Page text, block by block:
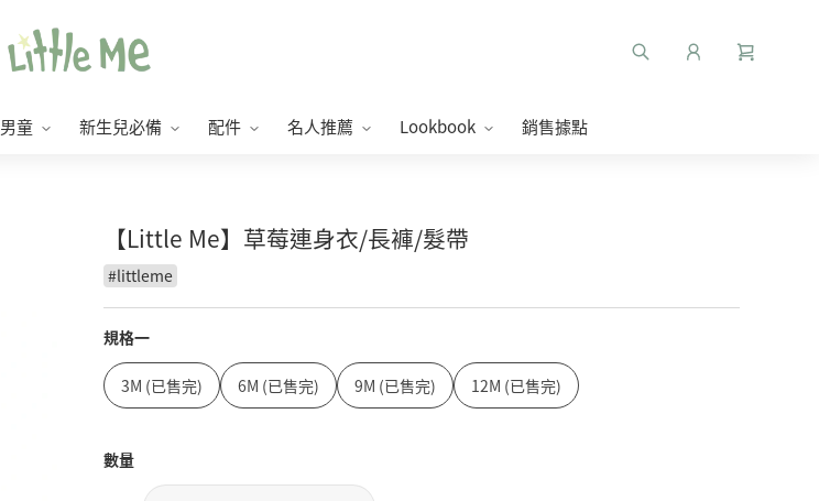
男童 新生兒必備 配件 名人推薦 Lookbook 銷售據點
【Little Me】草莓連身衣/長褲/髮帶
#littleme
規格一
3M (已售完) 6M (已售完) 9M (已售完) 12M (已售完)
數量